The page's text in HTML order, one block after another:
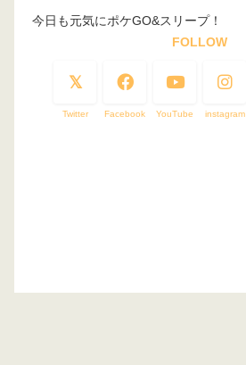
今日も元気にポケGO&スリープ！
FOLLOW
Twitter Facebook YouTube instagram